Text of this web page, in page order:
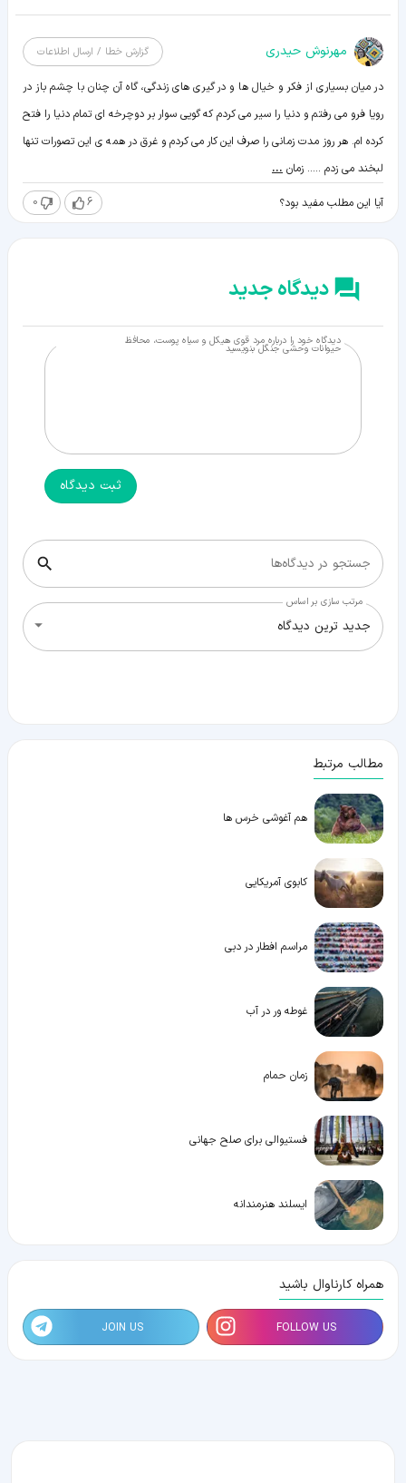
مهرنوش حیدری گزارش خطا / ارسال اطلاعات
در میان بسیاری از فکر و خیال ها و در گیری های زندگی، گاه آن چنان با چشم باز در
رویا فرو می رفتم و دنیا را سیر می کردم که گویی سوار بر دوچرخه ای تمام دنیا را فتح
کرده ام. هر روز مدت زمانی را صرف این کار می کردم و غرق در همه ی این تصورات تنها
لبخند می زدم ..... زمان ...
آیا این مطلب مفید بود؟ 6
0
دیدگاه جدید
دیدگاه خود را درباره مرد قوی هیکل و سیاه پوست، محافظ
حیوانات وحشی جنگل بنویسید
ثبت دیدگاه
جستجو در دیدگاه‌ها
مرتب سازی بر اساس
جدید ترین دیدگاه
مطالب مرتبط
هم آغوشی خرس ها
کابوی آمریکایی
مراسم افطار در دبی
غوطه ور در آب
زمان حمام
فستیوالی برای صلح جهانی
ایسلند هنرمندانه
همراه کارناوال باشید
FOLLOW US
JOIN US